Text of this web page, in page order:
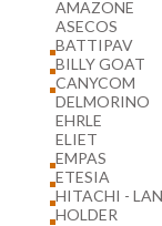
AMAZONE
ASECOS
BATTIPAV
BILLY GOAT
CANYCOM
DELMORINO
EHRLE
ELIET
EMPAS
ETESIA
HITACHI -
HOLDER